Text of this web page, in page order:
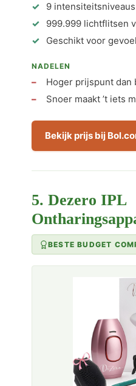
9
999.999 lichtflitsen
Geschikt voor
NADELEN
Hoger prijspunt dan
Snoer maakt ’t iets
Bekijk prijs bij
5. Dezero IPL
BESTE BUDGET